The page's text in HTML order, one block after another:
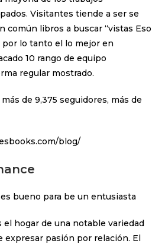
Visitantes tiende a ser se
común libros a buscar “vistas Eso
por lo tanto el lo mejor en
10 rango de equipo
regular mostrado.
más de 9,375 seguidores, más de
blog/
es bueno para be un entusiasta
el hogar de una notable variedad
expresar pasión por relación. El